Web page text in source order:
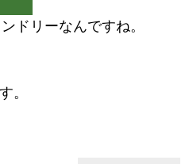
ドリーなんですね。
。